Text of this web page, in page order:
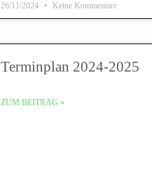
26/11/2024 Keine Kommentare
Terminplan 2024-2025
ZUM BEITRAG »